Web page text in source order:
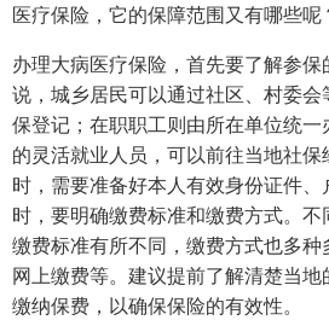
医疗保险，它的保障范围又有哪些呢
办理大病医疗保险，首先要了解参
说，城乡居民可以通过社区、村委
保登记；在职职工则由所在单位统
的灵活就业人员，可以前往当地社
时，需要准备好本人有效身份证件
时，要明确缴费标准和缴费方式。
缴费标准有所不同，缴费方式也多种
网上缴费等。建议提前了解清楚当
缴纳保费，以确保保险的有效性。